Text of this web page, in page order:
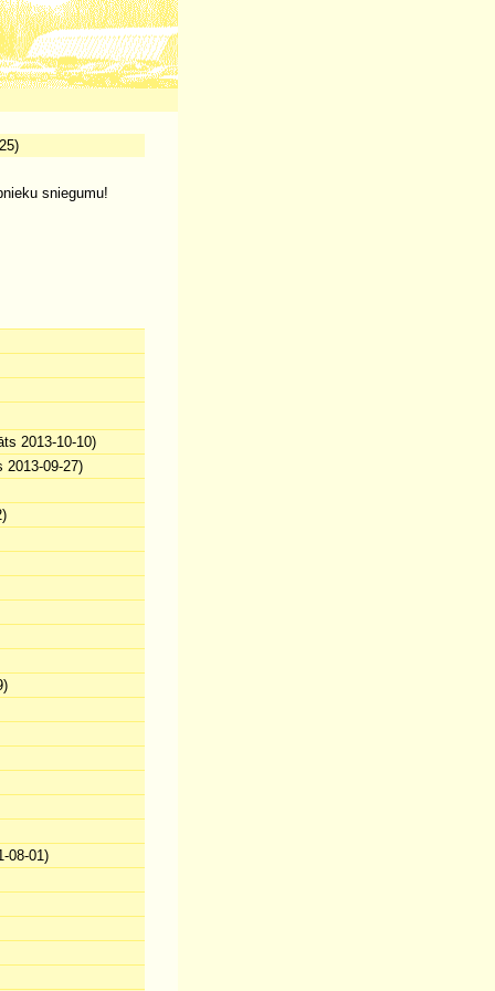
sniegumu!
2013-10-10)
09-27)
08-01)